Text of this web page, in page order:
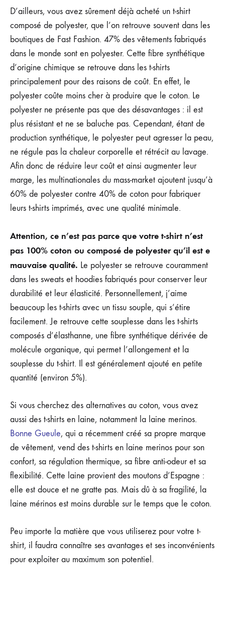
D’ailleurs, vous avez sûrement déjà acheté un t-shirt
composé de polyester, que l’on retrouve souvent dans les
boutiques de Fast Fashion. 47% des vêtements fabriqués
dans le monde sont en polyester. Cette fibre synthétique
d’origine chimique se retrouve dans les t-shirts
principalement pour des raisons de coût. En effet, le
polyester coûte moins cher à produire que le coton. Le
polyester ne présente pas que des désavantages : il est
plus résistant et ne se baluche pas. Cependant, étant de
production synthétique, le polyester peut agresser la peau,
ne régule pas la chaleur corporelle et rétrécit au lavage.
Afin donc de réduire leur coût et ainsi augmenter leur
marge, les multinationales du mass-market ajoutent jusqu’à
60% de polyester contre 40% de coton pour fabriquer
leurs t-shirts imprimés, avec une qualité minimale.
Attention, ce n’est pas parce que votre t-shirt n’est
pas 100% coton ou composé de polyester qu’il est e
mauvaise qualité. Le polyester se retrouve couramment
dans les sweats et hoodies fabriqués pour conserver leur
durabilité et leur élasticité. Personnellement, j’aime
beaucoup les t-shirts avec un tissu souple, qui s’étire
facilement. Je retrouve cette souplesse dans les t-shirts
composés d’élasthanne, une fibre synthétique dérivée de
molécule organique, qui permet l’allongement et la
souplesse du t-shirt. Il est généralement ajouté en petite
quantité (environ 5%).
Si vous cherchez des alternatives au coton, vous avez
aussi des t-shirts en laine, notamment la laine merinos.
Bonne Gueule, qui a récemment créé sa propre marque
de vêtement, vend des t-shirts en laine merinos pour son
confort, sa régulation thermique, sa fibre anti-odeur et sa
flexibilité. Cette laine provient des moutons d’Espagne :
elle est douce et ne gratte pas. Mais dû à sa fragilité, la
laine mérinos est moins durable sur le temps que le coton.
Peu importe la matière que vous utiliserez pour votre t-
shirt, il faudra connaître ses avantages et ses inconvénients
pour exploiter au maximum son potentiel.